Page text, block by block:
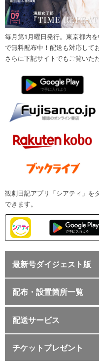
毎月第1月曜日発行。東京都内
で無料配布中！配送も対応して
さらに下記サイトでもご覧いた
観劇日記アプリ「シアティ」を
できます。
最新号ダイジェスト版
配布・設置箇所一覧
配送サービス
チケットプレゼント